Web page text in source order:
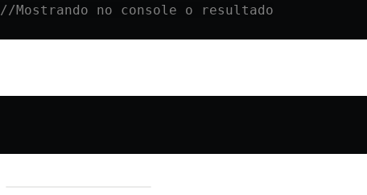
//Mostrando no console o resultado